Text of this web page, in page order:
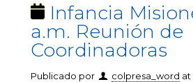
Infancia
a.m. Reunión de
Coordinadoras
Publicado por colpresa_word at